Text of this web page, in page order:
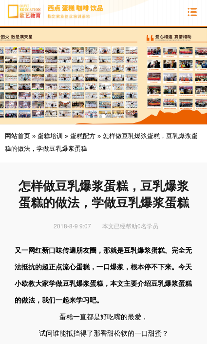
网站首页 » 蛋糕培训 » 蛋糕配方 » 怎样做豆乳爆浆蛋糕，豆乳爆浆蛋
糕的做法，学做豆乳爆浆蛋糕
怎样做豆乳爆浆蛋糕，豆乳爆浆
蛋糕的做法，学做豆乳爆浆蛋糕
2018-8-9 9:07 本文已经帮助0名学员
又一网红新口味传遍朋友圈，那就是豆乳爆浆蛋糕。完全无
法抵抗的超正点流心蛋糕，一口爆浆，根本停不下来。今天
小欧教大家学做豆乳爆浆蛋糕，本文主要介绍豆乳爆浆蛋糕
的做法，我们一起来学习吧。
蛋糕一直都是好吃嘴的最爱，
试问谁能抵挡得了那香甜松软的一口甜蜜？